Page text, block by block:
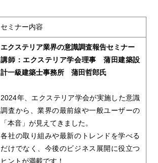
セミナー内容
エクステリア業界の意識調査報告セミナー
講師：エクステリア学会理事 蒲田建築設
計一級建築士事務所 蒲田哲郎氏
2024年、エクステリア学会が実施した意識
調査から、業界の最前線や一般ユーザーの
「本音」が見えてきました。
各社の取り組みや最新のトレンドを学べる
だけでなく、今後のビジネス展開に役立つ
ヒントが満載です！